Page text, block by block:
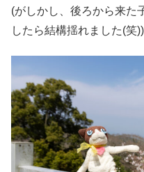
(がしかし、後ろから来た
したら結構揺れました(笑))